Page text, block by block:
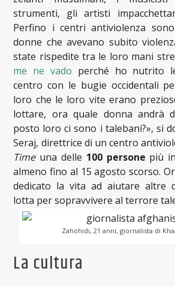
strumenti, gli artisti
Perfino i centri antiviolenza
donne che avevano subito
state rispedite tra le loro mani
me ne vado perché ho nutrito
centro con le bugie occidentali
loro che le loro vite erano
lottare, ora quale donna andrà
posto loro ci sono i talebani?», si
Seraj, direttrice di un centro
Timeuna delle 100 persone più
almeno fino al 15 agosto scorso.
dedicato la vita ad aiutare altre
lotta per sopravvivere al terrore
Zahohidi, 21 anni, giornalista di
La cultura